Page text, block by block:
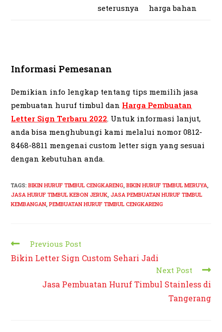
seterusnya
harga bahan
Informasi Pemesanan
Demikian info lengkap tentang tips memilih jasa
pembuatan huruf timbul dan Harga Pembuatan
Letter Sign Terbaru 2022. Untuk informasi lanjut,
anda bisa menghubungi kami melalui nomor 0812-
8468-8811 mengenai custom letter sign yang sesuai
dengan kebutuhan anda.
TAGS:BIKIN HURUF TIMBUL CENGKARENG BIKIN HURUF TIMBUL MERUYA
JASA HURUF TIMBUL KEBON JERUK JASA PEMBUATAN HURUF TIMBUL
KEMBANGAN PEMBUATAN HURUF TIMBUL CENGKARENG
Read
more
articles
Previous Post
Bikin Letter Sign Custom Sehari Jadi
Next Post
Jasa Pembuatan Huruf Timbul Stainless di
Tangerang